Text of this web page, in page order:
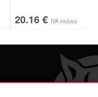
20.16 € IVA inclusa